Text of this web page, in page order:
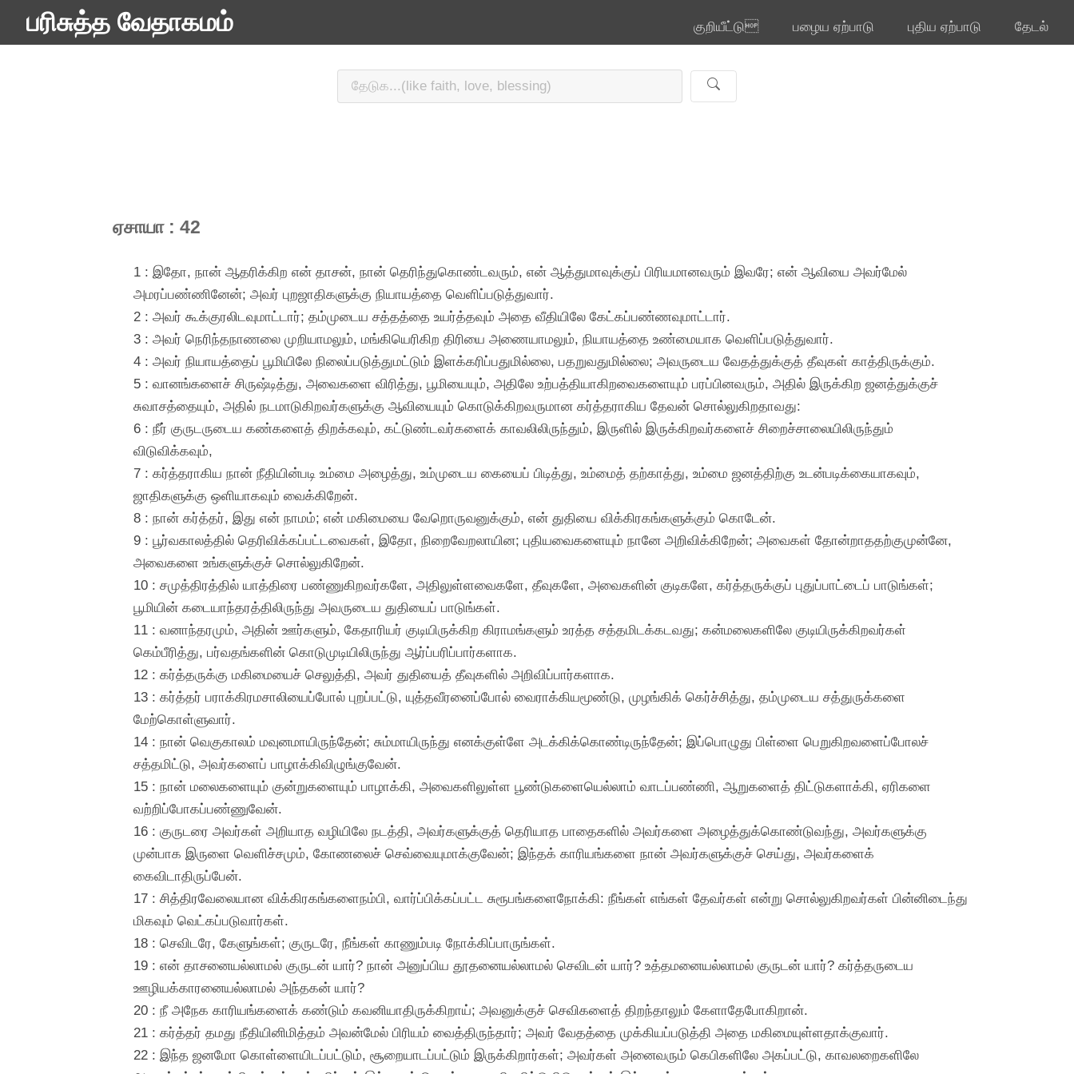
பரிசுத்த வேதாகமம் குறியீட்டு பழைய ஏற்பாடு புதிய ஏற்பாடு தேடல்
ஏசாயா : 42
1 : இதோ, நான் ஆதரிக்கிற என் தாசன், நான் தெரிந்துகொண்டவரும், என் ஆத்துமாவுக்குப் பிரியமானவரும் இவரே; என் ஆவியை அவர்மேல்
அமரப்பண்ணினேன்; அவர் புறஜாதிகளுக்கு நியாயத்தை வெளிப்படுத்துவார்.
2 : அவர் கூக்குரலிடவுமாட்டார்; தம்முடைய சத்தத்தை உயர்த்தவும் அதை வீதியிலே கேட்கப்பண்ணவுமாட்டார்.
3 : அவர் நெரிந்தநாணலை முறியாமலும், மங்கியெரிகிற திரியை அணையாமலும், நியாயத்தை உண்மையாக வெளிப்படுத்துவார்.
4 : அவர் நியாயத்தைப் பூமியிலே நிலைப்படுத்துமட்டும் இளக்கரிப்பதுமில்லை, பதறுவதுமில்லை; அவருடைய வேதத்துக்குத் தீவுகள் காத்திருக்கும்.
5 : வானங்களைச் சிருஷ்டித்து, அவைகளை விரித்து, பூமியையும், அதிலே உற்பத்தியாகிறவைகளையும் பரப்பினவரும், அதில் இருக்கிற ஜனத்துக்குச்
சுவாசத்தையும், அதில் நடமாடுகிறவர்களுக்கு ஆவியையும் கொடுக்கிறவருமான கர்த்தராகிய தேவன் சொல்லுகிறதாவது:
6 : நீர் குருடருடைய கண்களைத் திறக்கவும், கட்டுண்டவர்களைக் காவலிலிருந்தும், இருளில் இருக்கிறவர்களைச் சிறைச்சாலையிலிருந்தும்
விடுவிக்கவும்,
7 : கர்த்தராகிய நான் நீதியின்படி உம்மை அழைத்து, உம்முடைய கையைப் பிடித்து, உம்மைத் தற்காத்து, உம்மை ஜனத்திற்கு உடன்படிக்கையாகவும்,
ஜாதிகளுக்கு ஒளியாகவும் வைக்கிறேன்.
8 : நான் கர்த்தர், இது என் நாமம்; என் மகிமையை வேறொருவனுக்கும், என் துதியை விக்கிரகங்களுக்கும் கொடேன்.
9 : பூர்வகாலத்தில் தெரிவிக்கப்பட்டவைகள், இதோ, நிறைவேறலாயின; புதியவைகளையும் நானே அறிவிக்கிறேன்; அவைகள் தோன்றாததற்குமுன்னே,
அவைகளை உங்களுக்குச் சொல்லுகிறேன்.
10 : சமுத்திரத்தில் யாத்திரை பண்ணுகிறவர்களே, அதிலுள்ளவைகளே, தீவுகளே, அவைகளின் குடிகளே, கர்த்தருக்குப் புதுப்பாட்டைப் பாடுங்கள்;
பூமியின் கடையாந்தரத்திலிருந்து அவருடைய துதியைப் பாடுங்கள்.
11 : வனாந்தரமும், அதின் ஊர்களும், கேதாரியர் குடியிருக்கிற கிராமங்களும் உரத்த சத்தமிடக்கடவது; கன்மலைகளிலே குடியிருக்கிறவர்கள்
கெம்பீரித்து, பர்வதங்களின் கொடுமுடியிலிருந்து ஆர்ப்பரிப்பார்களாக.
12 : கர்த்தருக்கு மகிமையைச் செலுத்தி, அவர் துதியைத் தீவுகளில் அறிவிப்பார்களாக.
13 : கர்த்தர் பராக்கிரமசாலியைப்போல் புறப்பட்டு, யுத்தவீரனைப்போல் வைராக்கியமூண்டு, முழங்கிக் கெர்ச்சித்து, தம்முடைய சத்துருக்களை
மேற்கொள்ளுவார்.
14 : நான் வெகுகாலம் மவுனமாயிருந்தேன்; சும்மாயிருந்து எனக்குள்ளே அடக்கிக்கொண்டிருந்தேன்; இப்பொழுது பிள்ளை பெறுகிறவளைப்போலச்
சத்தமிட்டு, அவர்களைப் பாழாக்கிவிழுங்குவேன்.
15 : நான் மலைகளையும் குன்றுகளையும் பாழாக்கி, அவைகளிலுள்ள பூண்டுகளையெல்லாம் வாடப்பண்ணி, ஆறுகளைத் திட்டுகளாக்கி, ஏரிகளை
வற்றிப்போகப்பண்ணுவேன்.
16 : குருடரை அவர்கள் அறியாத வழியிலே நடத்தி, அவர்களுக்குத் தெரியாத பாதைகளில் அவர்களை அழைத்துக்கொண்டுவந்து, அவர்களுக்கு
முன்பாக இருளை வெளிச்சமும், கோணலைச் செவ்வையுமாக்குவேன்; இந்தக் காரியங்களை நான் அவர்களுக்குச் செய்து, அவர்களைக்
கைவிடாதிருப்பேன்.
17 : சித்திரவேலையான விக்கிரகங்களைநம்பி, வார்ப்பிக்கப்பட்ட சுரூபங்களைநோக்கி: நீங்கள் எங்கள் தேவர்கள் என்று சொல்லுகிறவர்கள் பின்னிடைந்து
மிகவும் வெட்கப்படுவார்கள்.
18 : செவிடரே, கேளுங்கள்; குருடரே, நீங்கள் காணும்படி நோக்கிப்பாருங்கள்.
19 : என் தாசனையல்லாமல் குருடன் யார்? நான் அனுப்பிய தூதனையல்லாமல் செவிடன் யார்? உத்தமனையல்லாமல் குருடன் யார்? கர்த்தருடைய
ஊழியக்காரனையல்லாமல் அந்தகன் யார்?
20 : நீ அநேக காரியங்களைக் கண்டும் கவனியாதிருக்கிறாய்; அவனுக்குச் செவிகளைத் திறந்தாலும் கேளாதேபோகிறான்.
21 : கர்த்தர் தமது நீதியினிமித்தம் அவன்மேல் பிரியம் வைத்திருந்தார்; அவர் வேதத்தை முக்கியப்படுத்தி அதை மகிமையுள்ளதாக்குவார்.
22 : இந்த ஜனமோ கொள்ளையிடப்பட்டும், சூறையாடப்பட்டும் இருக்கிறார்கள்; அவர்கள் அனைவரும் கெபிகளிலே அகப்பட்டு, காவலறைகளிலே